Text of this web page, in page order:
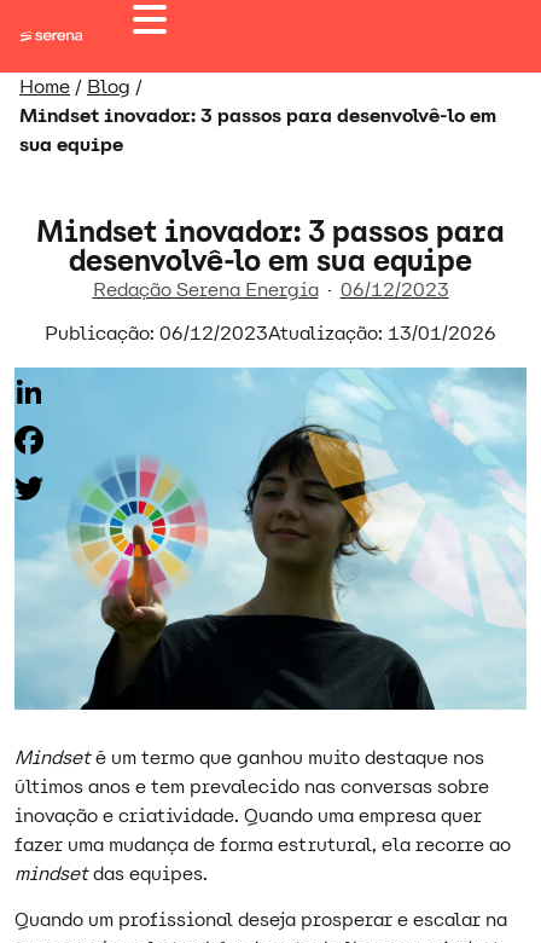
Home / Blog /
Mindset inovador: 3 passos para desenvolvê-lo em
sua equipe
Mindset inovador: 3 passos para
desenvolvê-lo em sua equipe
Redação Serena Energia
06/12/2023
Publicação: 06/12/2023Atualização: 13/01/2026
Mindseté um termo que ganhou muito destaque nos
últimos anos e tem prevalecido nas conversas sobre
inovação e criatividade. Quando uma empresa quer
fazer uma mudança de forma estrutural, ela recorre ao
mindsetdas equipes.
Quando um profissional deseja prosperar e escalar na
LinkedIn
Facebook
Twitter